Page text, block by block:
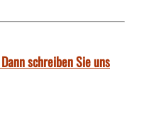
schreiben Sie uns